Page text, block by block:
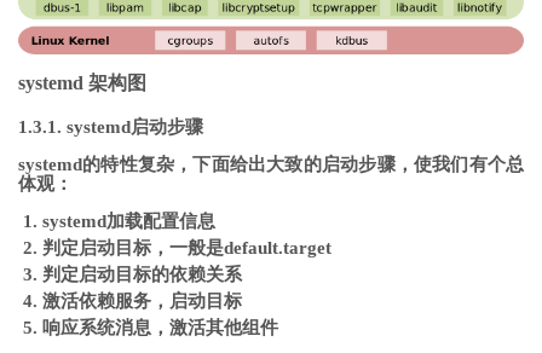
systemd 架构图
1.3.1. systemd启动步骤
systemd的特性复杂，下面给出大致的启动步骤，使我们有个总
体观：
systemd加载配置信息
判定启动目标，一般是default.target
判定启动目标的依赖关系
激活依赖服务，启动目标
响应系统消息，激活其他组件